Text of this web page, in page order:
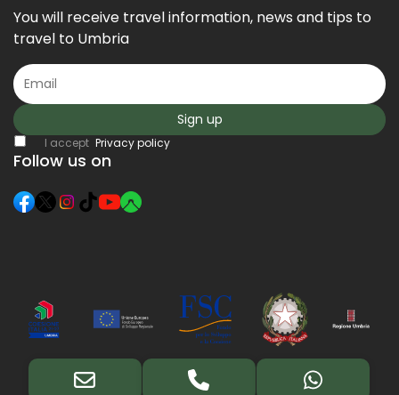
You will receive travel information, news and tips to
travel to Umbria
Sign up
I accept Privacy policy
Follow us on